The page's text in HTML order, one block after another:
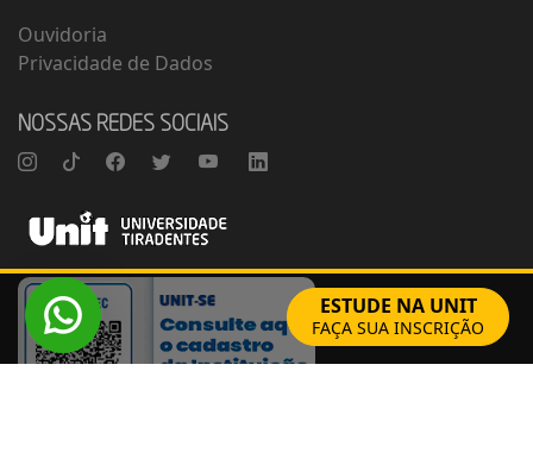
ESTUDE NA UNIT
FAÇA SUA INSCRIÇÃO
Ouvidoria
Privacidade de Dados
NOSSAS REDES SOCIAIS